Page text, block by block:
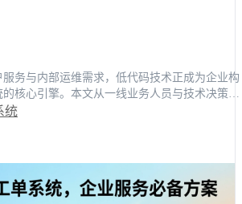
务与内部运维需求，低代码技术正成为企业构
核心引擎。本文从一线业务人员与技术决策者
深度剖析传统流程中的体验断点，并展示如何
台横向对比与落地路径指南，助您快速选型并
统